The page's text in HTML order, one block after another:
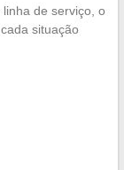
de serviço, o
situação